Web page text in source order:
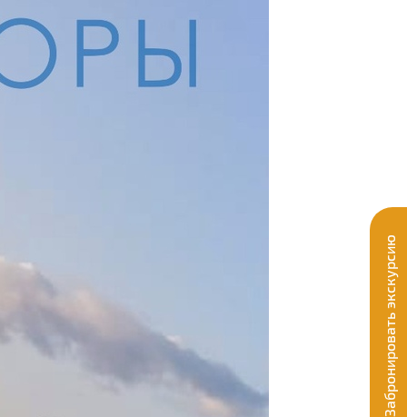
Забронировать экскурсию